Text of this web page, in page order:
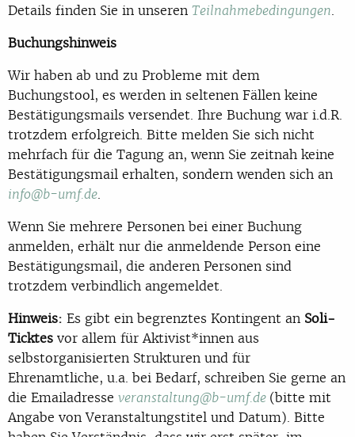
Details finden Sie in unseren Teilnahmebedingungen.
Buchungshinweis
Wir haben ab und zu Probleme mit dem
Buchungstool, es werden in seltenen Fällen keine
Bestätigungsmails versendet. Ihre Buchung war i.d.R.
trotzdem erfolgreich. Bitte melden Sie sich nicht
mehrfach für die Tagung an, wenn Sie zeitnah keine
Bestätigungsmail erhalten, sondern wenden sich an
info@b-umf.de.
Wenn Sie mehrere Personen bei einer Buchung
anmelden, erhält nur die anmeldende Person eine
Bestätigungsmail, die anderen Personen sind
trotzdem verbindlich angemeldet.
Hinweis: Es gibt ein begrenztes Kontingent an Soli-
Ticktes vor allem für Aktivist*innen aus
selbstorganisierten Strukturen und für
Ehrenamtliche, u.a. bei Bedarf, schreiben Sie gerne an
die Emailadresse veranstaltung@b-umf.de (bitte mit
Angabe von Veranstaltungstitel und Datum). Bitte